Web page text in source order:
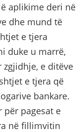
aplikime deri në
dhe mund të
e tjera
duke u marrë,
e ditëve
e tjera që
bankare.
për pagesat e
në fillimvitin